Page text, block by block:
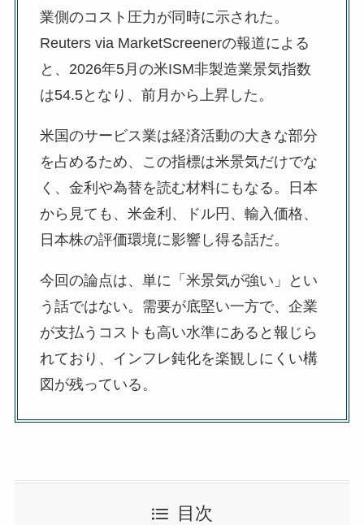
業側のコスト圧力が同時に示された。
Reuters via MarketScreenerの報道による
と、2026年5月の米ISM非製造業景気指数
は54.5となり、前月から上昇した。
米国のサービス業は経済活動の大きな部分
を占めるため、この指標は米景気だけでな
く、金利や為替を読む材料にもなる。日本
から見ても、米金利、ドル円、輸入価格、
日本株の評価環境に影響し得る話だ。
今回の論点は、単に「米景気が強い」とい
う話ではない。需要が底堅い一方で、企業
が支払うコストも高い水準にあると報じら
れており、インフレ鈍化を楽観しにくい構
図が残っている。
目次